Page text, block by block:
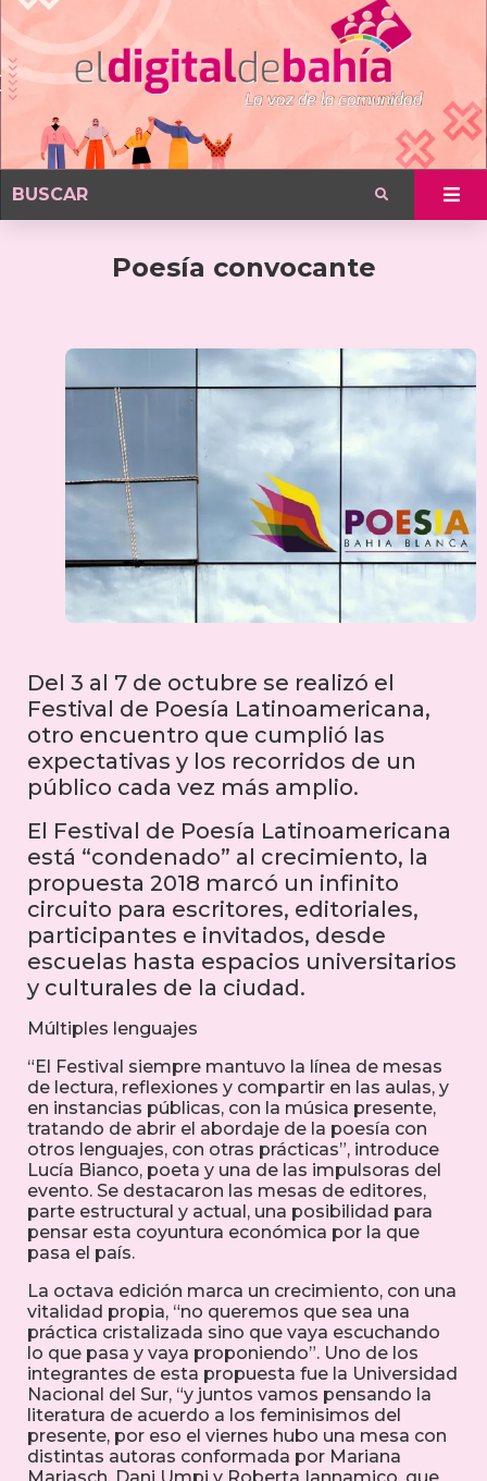
Poesía convocante
Del 3 al 7 de octubre se realizó el
Festival de Poesía Latinoamericana,
otro encuentro que cumplió las
expectativas y los recorridos de un
público cada vez más amplio.
El Festival de Poesía Latinoamericana
está “condenado” al crecimiento, la
propuesta 2018 marcó un infinito
circuito para escritores, editoriales,
participantes e invitados, desde
escuelas hasta espacios universitarios
y culturales de la ciudad.
Múltiples lenguajes
“El Festival siempre mantuvo la línea de mesas
de lectura, reflexiones y compartir en las aulas, y
en instancias públicas, con la música presente,
tratando de abrir el abordaje de la poesía con
otros lenguajes, con otras prácticas”, introduce
Lucía Bianco, poeta y una de las impulsoras del
evento. Se destacaron las mesas de editores,
parte estructural y actual, una posibilidad para
pensar esta coyuntura económica por la que
pasa el país.
La octava edición marca un crecimiento, con una
vitalidad propia, “no queremos que sea una
práctica cristalizada sino que vaya escuchando
lo que pasa y vaya proponiendo”. Uno de los
integrantes de esta propuesta fue la Universidad
Nacional del Sur, “y juntos vamos pensando la
literatura de acuerdo a los feminisimos del
presente, por eso el viernes hubo una mesa con
distintas autoras conformada por Mariana
Mariasch, Dani Umpi y Roberta Iannamico, que